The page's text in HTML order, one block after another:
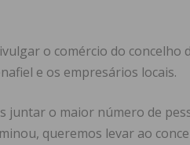
o comércio do concelho
e os empresários locais.
juntar o maior número de
queremos levar ao